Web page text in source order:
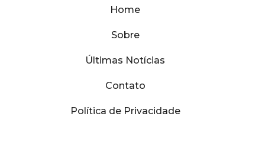
Home
Sobre
Últimas Notícias
Contato
Política de Privacidade